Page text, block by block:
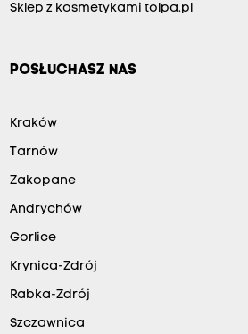
Sklep z kosmetykami tolpa.pl
POSŁUCHASZ NAS
Kraków
Tarnów
Zakopane
Andrychów
Gorlice
Krynica-Zdrój
Rabka-Zdrój
Szczawnica